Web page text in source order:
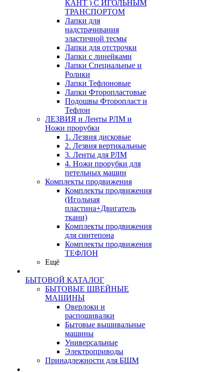
КАНТ ) С ИГОЛЬНЫМ
ТРАНСПОРТОМ
Лапки для
надстрачивания
эластичной тесмы
Лапки для отстрочки
Лапки с линейками
Лапки Специальные и
Ролики
Лапки Тефлоновые
Лапки Фторопластовые
Подошвы Фторопласт и
Тефлон
ЛЕЗВИЯ и Ленты РЛМ и
Ножи прорубки
1. Лезвия дисковые
2. Лезвия вертикальные
3. Ленты для РЛМ
4. Ножи прорубки для
петельных машин
Комплекты продвижения
Комплекты продвижения
(Игольная
пластина+Двигатель
ткани)
Комплекты продвижения
для синтепона
Комплекты продвижения
ТЕФЛОН
Ещё
БЫТОВОЙ КАТАЛОГ
БЫТОВЫЕ ШВЕЙНЫЕ
МАШИНЫ
Оверлоки и
распошивалки
Бытовые вышивальные
машины
Универсальные
Электроприводы
Принадлежности для БШМ